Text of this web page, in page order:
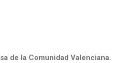
de la Comunidad Valenciana.